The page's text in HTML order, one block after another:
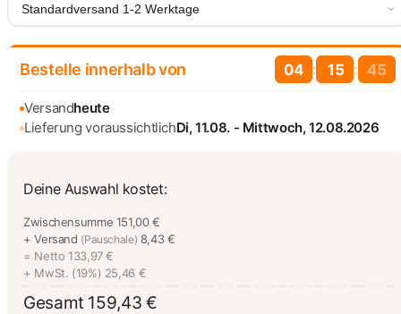
Standardversand 1-2 Werktage
Bestelle innerhalb von 04 : 15 : 44
Versandheute
Lieferung voraussichtlichDi, 11.08. - Mittwoch, 12.08.2026
Deine Auswahl kostet:
Zwischensumme 151,00 €
+ Versand (Pauschale) 8,43 €
= Netto 133,97 €
+ MwSt. (19%) 25,46 €
Gesamt 159,43 €